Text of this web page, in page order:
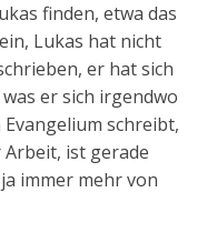
finden, etwa das
Lukas hat nicht
er hat sich
er sich irgendwo
schreibt,
ist gerade
immer mehr von